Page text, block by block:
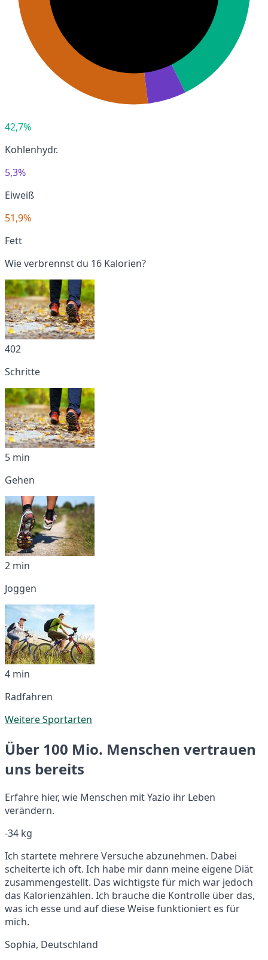
42,7%
Kohlenhydr.
5,3%
Eiweiß
51,9%
Fett
Wie verbrennst du 16 Kalorien?
402
Schritte
5 min
Gehen
2 min
Joggen
4 min
Radfahren
Weitere Sportarten
Über 100 Mio. Menschen vertrauen
uns bereits
Erfahre hier, wie Menschen mit Yazio ihr Leben
verändern.
-34 kg
Ich startete mehrere Versuche abzunehmen. Dabei
scheiterte ich oft. Ich habe mir dann meine eigene Diät
zusammengestellt. Das wichtigste für mich war jedoch
das Kalorienzählen. Ich brauche die Kontrolle über das,
was ich esse und auf diese Weise funktioniert es für
mich.
Sophia, Deutschland